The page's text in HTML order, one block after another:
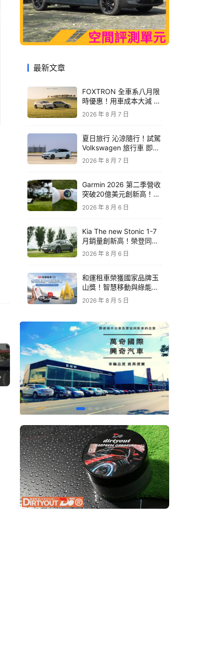
最新文章
FOXTRON 全車系八月限
時優惠！用車成本大減 開
啟「零稅金＋零保養」純
電新生活
2026 年 8 月 7 日
夏日旅行 沁涼隨行！試駕
Volkswagen 旅行車 即享
精品咖啡卡
2026 年 8 月 7 日
Garmin 2026 第二季營收
突破20億美元創新高！收
購 TrainingPeaks、
TrainHeroic 擴展智慧訓
2026 年 8 月 6 日
Kia The new Stonic 1-7
月銷量創新高！榮登同級
進口車銷售亞軍｜79.9萬
2026 年 8 月 6 日
和運租車榮獲國家品牌玉
山獎！智慧移動與綠能創
新 打造低碳永續新價值
2026 年 8 月 5 日